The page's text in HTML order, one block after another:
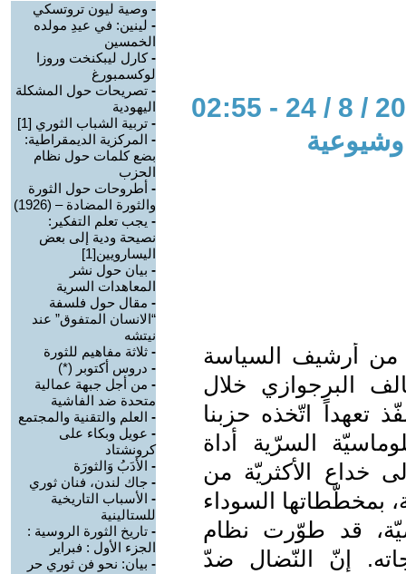
وشيوعية
من أرشيف السياسة
البرجوازي خلال
تعهداً اتّخذه حزبنا
السرّية أداة
خداع الأكثريّة من
بمخطّطاتها السوداء
قد طوّرت نظام
إنّ النّضال ضدّ
- وصية ليون تروتسكي
- لينين: في عيدِ مولده
الخمسين
-كارل ليبكنخت وروزا
لوكسمبورغ
- تصريحات حول المشكلة
اليهودية
- تربية الشباب الثوري [1]
- المركزية الديمقراطية:
بضع كلمات حول نظام
الحزب
- أطروحات حول الثورة
والثورة المضادة – (1926)
- يجب تعلم التفكير:
نصيحة ودية إلى بعض
اليسارويين[1]
- بيان حول نشر
المعاهدات السرية
- مقال حول فلسفة
“الانسان المتفوق” عند
نيتشه
- ثلاثة مفاهيم للثورة
- دروس أكتوبر (*)
- من أجل جبهة عمالية
متحدة ضد الفاشية
- العلم والتقنية والمجتمع
- عويل وبكاء على
كرونشتاد
- الأدَبُ وَالثورَة
- جاك لندن، فنان ثوري
- الأسباب التاريخية
للستالينية
- تاريخ الثورة الروسية :
الجزء الأول : فبراير
- بيان: نحو فن ثوري حر